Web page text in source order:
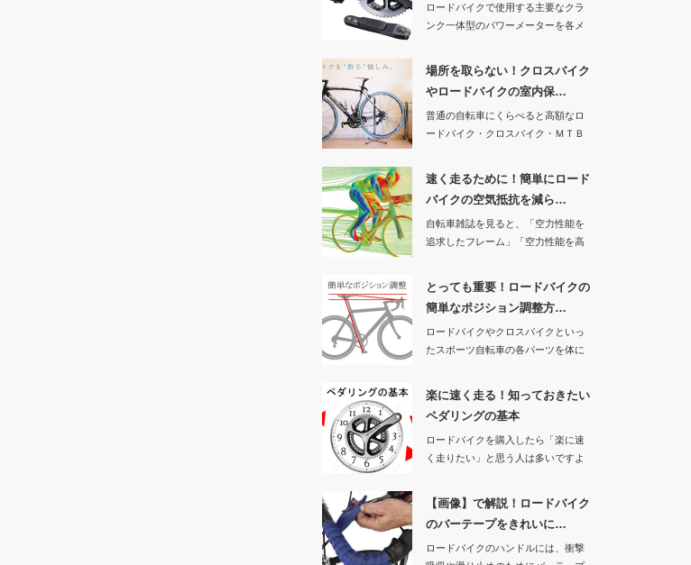
ロードバイクで使用する主要なクラ
ンク一体型のパワーメーターを各メ
場所を取らない！クロスバイク
やロードバイクの室内保…
普通の自転車にくらべると高額なロ
ードバイク・クロスバイク・ＭＴＢ
速く走るために！簡単にロード
バイクの空気抵抗を減ら…
自転車雑誌を見ると、「空力性能を
追求したフレーム」「空力性能を高
とっても重要！ロードバイクの
簡単なポジション調整方…
ロードバイクやクロスバイクといっ
たスポーツ自転車の各パーツを体に
楽に速く走る！知っておきたい
ペダリングの基本
ロードバイクを購入したら「楽に速
く走りたい」と思う人は多いですよ
【画像】で解説！ロードバイク
のバーテープをきれいに…
ロードバイクのハンドルには、衝撃